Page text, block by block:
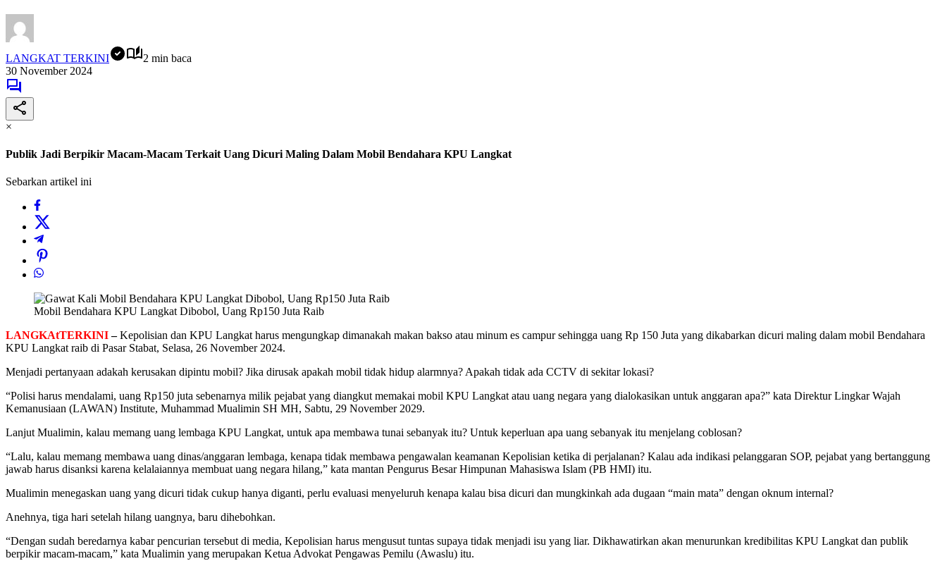
LANGKAT TERKINI
2 min baca
30 November 2024
×
Publik Jadi Berpikir Macam-Macam Terkait Uang Dicuri Maling Dalam Mobil Bendahara KPU Langkat
Sebarkan artikel ini
Mobil Bendahara KPU Langkat Dibobol, Uang Rp150 Juta Raib
LANGKAtTERKINI–Kepolisian dan KPU Langkat harus mengungkap dimanakah makan bakso atau minum es campur sehingga uang Rp 150 Juta yang dikabarkan dicuri maling dalam mobil Bendahara
KPU Langkat raib di Pasar Stabat, Selasa, 26 November 2024.
Menjadi pertanyaan adakah kerusakan dipintu mobil? Jika dirusak apakah mobil tidak hidup alarmnya? Apakah tidak ada CCTV di sekitar lokasi?
“Polisi harus mendalami, uang Rp150 juta sebenarnya milik pejabat yang diangkut memakai mobil KPU Langkat atau uang negara yang dialokasikan untuk anggaran apa?” kata Direktur Lingkar Wajah
Kemanusiaan (LAWAN) Institute, Muhammad Mualimin SH MH, Sabtu, 29 November 2029.
Lanjut Mualimin, kalau memang uang lembaga KPU Langkat, untuk apa membawa tunai sebanyak itu? Untuk keperluan apa uang sebanyak itu menjelang coblosan?
“Lalu, kalau memang membawa uang dinas/anggaran lembaga, kenapa tidak membawa pengawalan keamanan Kepolisian ketika di perjalanan? Kalau ada indikasi pelanggaran SOP, pejabat yang bertanggung
jawab harus disanksi karena kelalaiannya membuat uang negara hilang,” kata mantan Pengurus Besar Himpunan Mahasiswa Islam (PB HMI) itu.
Mualimin menegaskan uang yang dicuri tidak cukup hanya diganti, perlu evaluasi menyeluruh kenapa kalau bisa dicuri dan mungkinkah ada dugaan “main mata” dengan oknum internal?
Anehnya, tiga hari setelah hilang uangnya, baru dihebohkan.
“Dengan sudah beredarnya kabar pencurian tersebut di media, Kepolisian harus mengusut tuntas supaya tidak menjadi isu yang liar. Dikhawatirkan akan menurunkan kredibilitas KPU Langkat dan publik
berpikir macam-macam,” kata Mualimin yang merupakan Ketua Advokat Pengawas Pemilu (Awaslu) itu.